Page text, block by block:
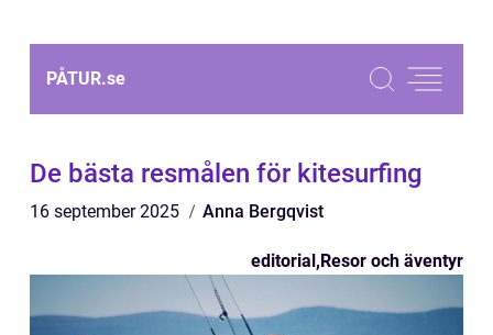
PÅTUR.se
De bästa resmålen för kitesurfing
16 september 2025 Anna Bergqvist
editorial,Resor och äventyr